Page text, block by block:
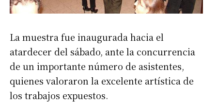
La muestra fue inaugurada hacia el
atardecer del sábado, ante la concurrencia
de un importante número de asistentes,
quienes valoraron la excelente artística de
los trabajos expuestos.